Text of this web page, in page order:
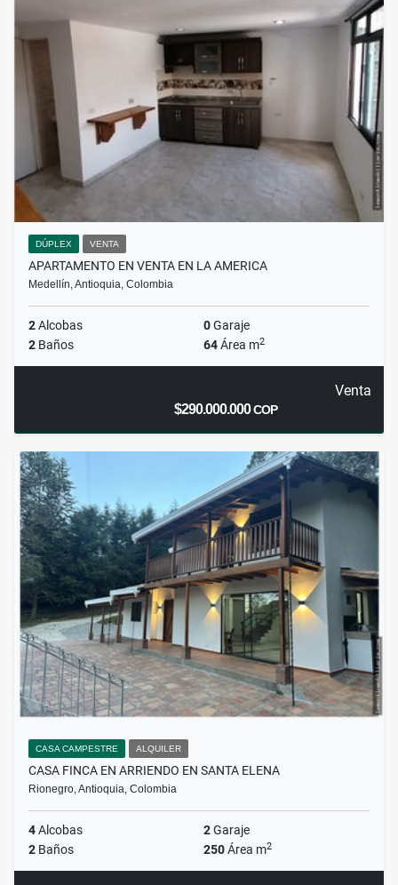
DÚPLEX VENTA
APARTAMENTO EN VENTA EN LA AMERICA
Medellín, Antioquia, Colombia
2Alcobas 0Garaje
2 Baños 64Área m2
Venta
$290.000.000COP
CASA CAMPESTRE ALQUILER
CASA FINCA EN ARRIENDO EN SANTA ELENA
Rionegro, Antioquia, Colombia
4Alcobas 2Garaje
2 Baños 250Área m2